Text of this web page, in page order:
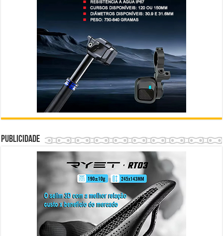
Publicidade